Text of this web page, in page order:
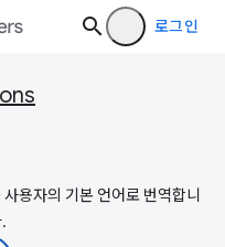
로그인
용자의 기본 언어로 번역합니